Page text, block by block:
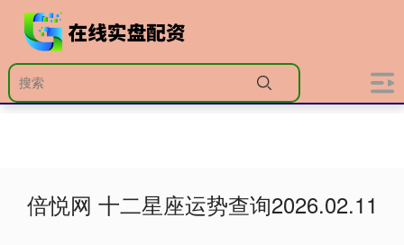
倍悦网 十二星座运势查询2026.02.11